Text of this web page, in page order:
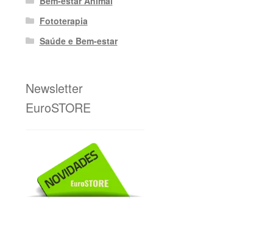
Fototerapia
Saúde e Bem-estar
Newsletter
EuroSTORE